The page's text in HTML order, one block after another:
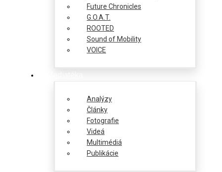
Future Chronicles
G.O.A.T.
ROOTED
Sound of Mobility
VOICE
Analýzy
Články
Fotografie
Videá
Multimédiá
Publikácie